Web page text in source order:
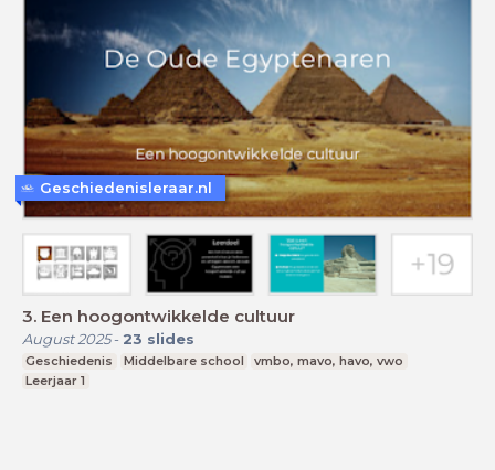
3. Een hoogontwikkelde cultuur
August 2025- 23 slides
Geschiedenis Middelbare school
vmbo, mavo, havo, vwo
Leerjaar 1
Geschiedenisleraar.nl